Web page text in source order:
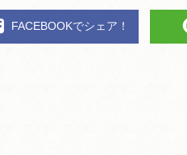
FACEBOOKでシェア！